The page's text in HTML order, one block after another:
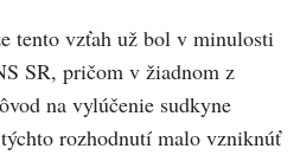
tento vzťah už bol v minulosti
SR, pričom v žiadnom z
na vylúčenie sudkyne
rozhodnutí malo vzniknúť